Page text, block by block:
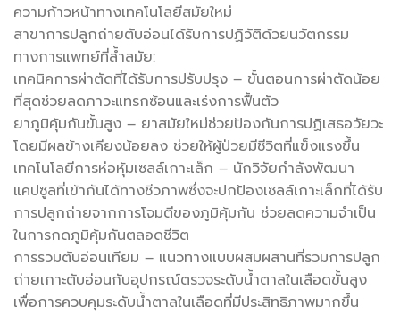
ความก้าวหน้าทางเทคโนโลยีสมัยใหม่
สาขาการปลูกถ่ายตับอ่อนได้รับการปฏิวัติด้วยนวัตกรรม
ทางการแพทย์ที่ล้ำสมัย:
เทคนิคการผ่าตัดที่ได้รับการปรับปรุง – ขั้นตอนการผ่าตัดน้อย
ที่สุดช่วยลดภาวะแทรกซ้อนและเร่งการฟื้นตัว
ยาภูมิคุ้มกันขั้นสูง – ยาสมัยใหม่ช่วยป้องกันการปฏิเสธอวัยวะ
โดยมีผลข้างเคียงน้อยลง ช่วยให้ผู้ป่วยมีชีวิตที่แข็งแรงขึ้น
เทคโนโลยีการห่อหุ้มเซลล์เกาะเล็ก – นักวิจัยกำลังพัฒนา
แคปซูลที่เข้ากันได้ทางชีวภาพซึ่งจะปกป้องเซลล์เกาะเล็กที่ได้รับ
การปลูกถ่ายจากการโจมตีของภูมิคุ้มกัน ช่วยลดความจำเป็น
ในการกดภูมิคุ้มกันตลอดชีวิต
การรวมตับอ่อนเทียม – แนวทางแบบผสมผสานที่รวมการปลูก
ถ่ายเกาะตับอ่อนกับอุปกรณ์ตรวจระดับน้ำตาลในเลือดขั้นสูง
เพื่อการควบคุมระดับน้ำตาลในเลือดที่มีประสิทธิภาพมากขึ้น